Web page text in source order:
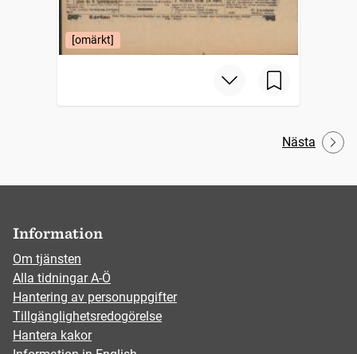
[omärkt]
Nästa
Information
Om tjänsten
Alla tidningar A-Ö
Hantering av personuppgifter
Tillgänglighetsredogörelse
Hantera kakor